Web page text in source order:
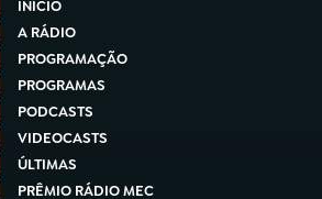
INÍCIO
A RÁDIO
PROGRAMAÇÃO
PROGRAMAS
PODCASTS
VIDEOCASTS
ÚLTIMAS
PRÊMIO RÁDIO MEC